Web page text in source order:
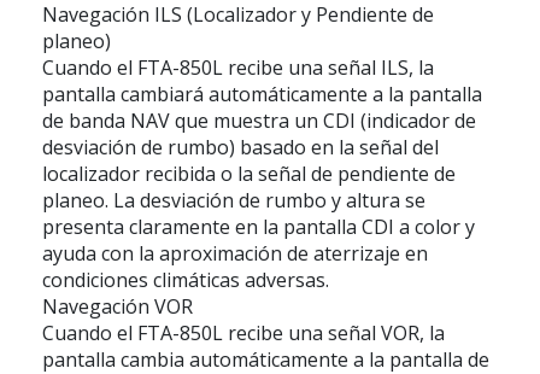
Navegación ILS (Localizador y Pendiente de
planeo)
Cuando el FTA-850L recibe una señal ILS, la
pantalla cambiará automáticamente a la pantalla
de banda NAV que muestra un CDI (indicador de
desviación de rumbo) basado en la señal del
localizador recibida o la señal de pendiente de
planeo. La desviación de rumbo y altura se
presenta claramente en la pantalla CDI a color y
ayuda con la aproximación de aterrizaje en
condiciones climáticas adversas.
Navegación VOR
Cuando el FTA-850L recibe una señal VOR, la
pantalla cambia automáticamente a la pantalla de